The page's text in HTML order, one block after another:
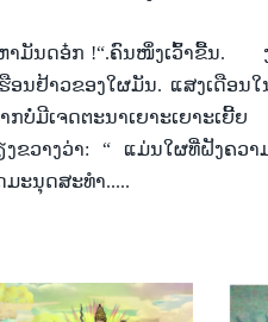
າມັນດອ໋ກ !“.ຄົນໜຶ່ງເວົ້າຂື້ນ.
ອນຢ້າວຂອງໃຜມັນ. ແສງເດືອນໃ
ກບໍ່ມີເຈດຕະນາເຍາະເຍາະເຍີ້ຍ
ງຂວາງວ່າ:“ ແມ່ນໃຜທີ່ຝັງຄວາ
​ມະນຸດສະທຳ.....